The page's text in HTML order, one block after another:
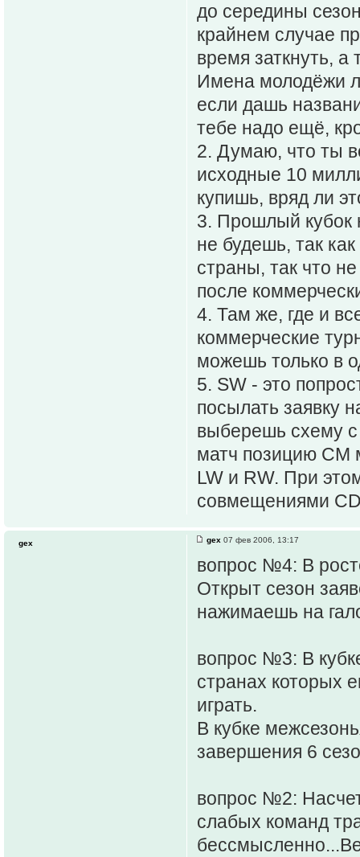
до середины
крайнем случае
время заткнуть,
Имена молодёжи
если дашь
тебе надо ещё,
2. Думаю, что ты
исходные 10
купишь, вряд ли
3. Прошлый кубок
не будешь, так
страны, так что
после
4. Там же, где и
коммерческие
можешь только в
5. SW - это
посылать заявку
выберешь схему с
матч позицию CM
LW и RW. При
совмещениями
gex 07 фев 2006, 13:17
вопрос №4: В
Открыт сезон
нажимаешь на
вопрос №3: В
странах которых
играть.
В кубке
завершения 6
вопрос №2:
слабых команд
gex